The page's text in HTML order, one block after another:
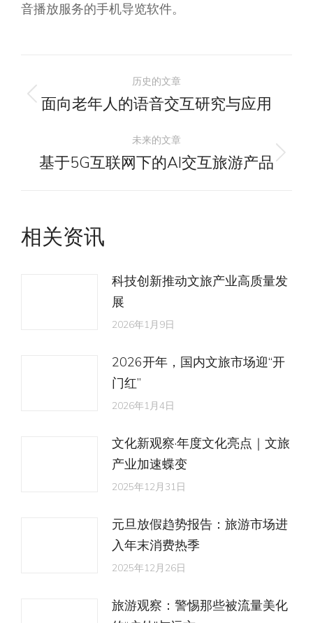
音播放服务的手机导览软件。
文
章
导
航
历史的文章
历
的
文
面向老年人的语音交互研究与应用
未来的文章
未
基于5G互联网下的AI交互旅游产品
相关资讯
科技创新推动文旅产业高质量发
展
2026年1月9日
2026开年，国内文旅市场迎“开
门红”
2026年1月4日
文化新观察·年度文化亮点｜文旅
产业加速蝶变
2025年12月31日
元旦放假趋势报告：旅游市场进
入年末消费热季
2025年12月26日
旅游观察：警惕那些被流量美化